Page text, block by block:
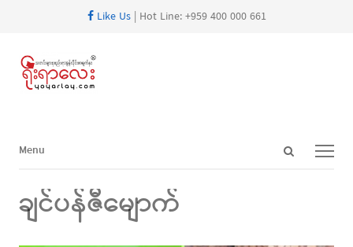
Like Us| Hot Line: +959 400 000 661
Open
Menu
Menu
ချင်ပန်ဇီမျောက်